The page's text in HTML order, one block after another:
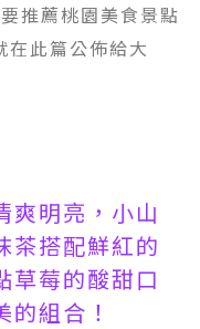
推薦桃園美食景點
此篇公佈給大
爽明亮，小山
茶搭配鮮紅的
草莓的酸甜口
組合！